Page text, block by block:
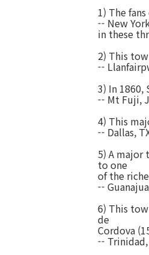
1) The
-- New
in these
2) This
--
3) In
-- Mt Fuji,
4) This
-- Dallas,
5) A major
to one
of the
--
6) This
de
Cordova
--